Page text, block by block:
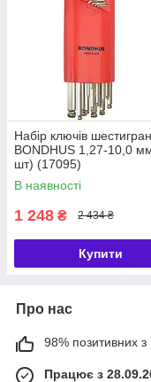
Набір ключів
BONDHUS 1,27-10,0
шт) (17095)
В наявності
1 248 ₴ 2 434 ₴
Купити
Про нас
98% позитивних з
Працює з